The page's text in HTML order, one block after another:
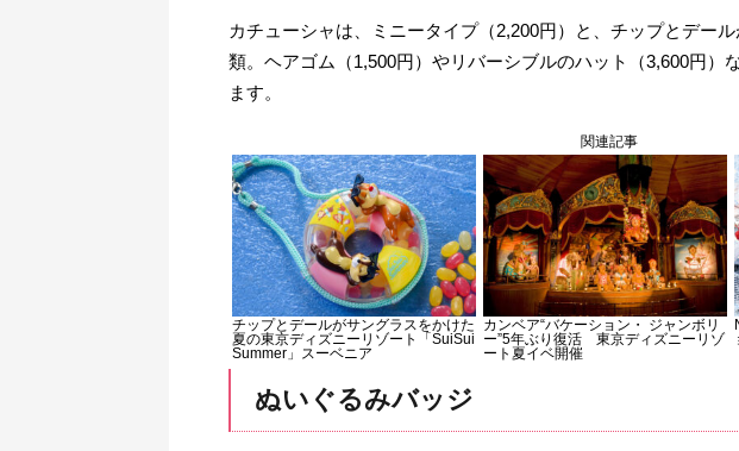
カチューシャは、ミニータイプ（2,200円）と、チップとデー
類。ヘアゴム（1,500円）やリバーシブルのハット（3,600円）
ます。
関連記事
チップとデールがサングラスをかけた
夏の東京ディズニーリゾート「SuiSui
Summer」スーベニア
カンベア“バケーション・ ジャンボリ
ー”5年ぶり復活 東京ディズニーリゾ
ート夏イベ開催
ぬいぐるみバッジ